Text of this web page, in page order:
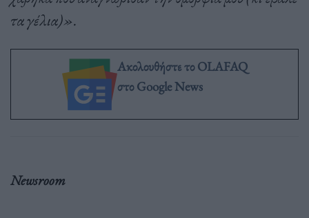
τα γέλια)».
Ακολουθήστε το OLAFAQ
στο Google News
Newsroom